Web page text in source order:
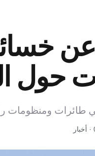
عن
حول
طائرات ومنظومات